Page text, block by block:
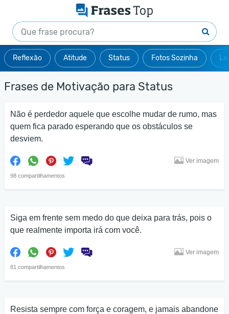
Reflexão Atitude Status Fotos Sozinha
Frases de Motivação para Status
Não é perdedor aquele que escolhe mudar de rumo, mas
quem fica parado esperando que os obstáculos se
desviem.
98 compartilhamentos
Ver imagem
Siga em frente sem medo do que deixa para trás, pois o
que realmente importa irá com você.
81 compartilhamentos
Ver imagem
Resista sempre com força e coragem, e jamais abandone